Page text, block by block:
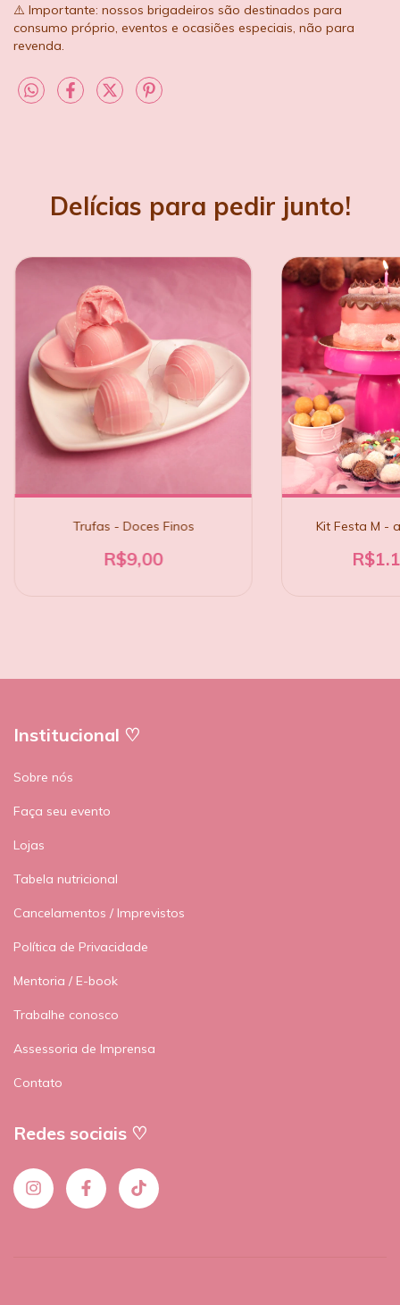
⚠️ Importante: nossos brigadeiros são destinados para
consumo próprio, eventos e ocasiões especiais, não para
revenda.
Delícias para pedir junto!
Trufas - Doces Finos
R$9,00
Kit Festa M -
Institucional ♡
Sobre nós
Faça seu evento
Lojas
Tabela nutricional
Cancelamentos / Imprevistos
Política de Privacidade
Mentoria / E-book
Trabalhe conosco
Assessoria de Imprensa
Contato
Redes sociais ♡